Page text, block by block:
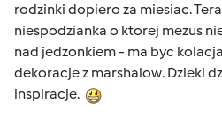
rodzinki dopiero za miesiac.
niespodzianka o ktorej mezus
nad jedzonkiem - ma byc
dekoracje z marshalow. Dzieki
inspiracje.